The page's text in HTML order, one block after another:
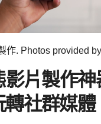
作. Photos provided
影片製作神
轉社群媒體